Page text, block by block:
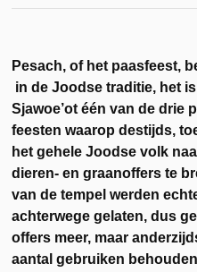
Pesach, of het paasfeest,
in de Joodse traditie, het
Sjawoe’ot één van de drie
feesten waarop destijds,
het gehele Joodse volk
dieren- en graanoffers te
van de tempel werden
achterwege gelaten, dus
offers meer, maar
aantal gebruiken